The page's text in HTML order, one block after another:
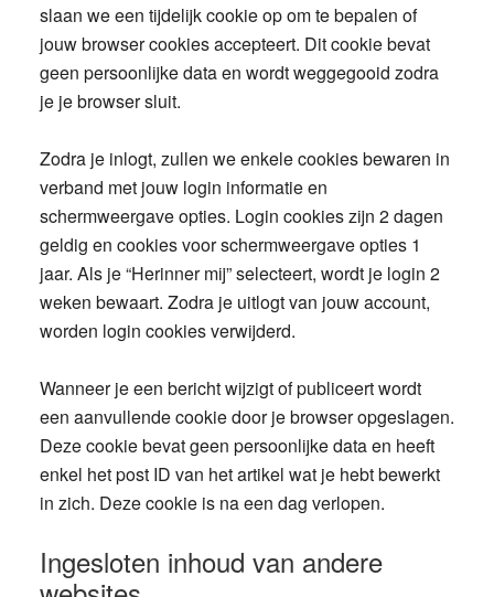
slaan we een tijdelijk cookie op om te bepalen of
jouw browser cookies accepteert. Dit cookie bevat
geen persoonlijke data en wordt weggegooid zodra
je je browser sluit.
Zodra je inlogt, zullen we enkele cookies bewaren in
verband met jouw login informatie en
schermweergave opties. Login cookies zijn 2 dagen
geldig en cookies voor schermweergave opties 1
jaar. Als je “Herinner mij” selecteert, wordt je login 2
weken bewaart. Zodra je uitlogt van jouw account,
worden login cookies verwijderd.
Wanneer je een bericht wijzigt of publiceert wordt
een aanvullende cookie door je browser opgeslagen.
Deze cookie bevat geen persoonlijke data en heeft
enkel het post ID van het artikel wat je hebt bewerkt
in zich. Deze cookie is na een dag verlopen.
Ingesloten inhoud van andere